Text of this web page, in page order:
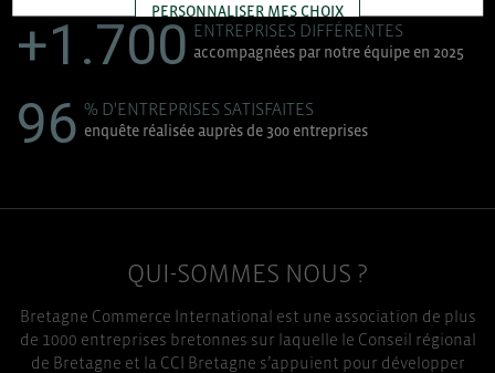
+1.700 ENTREPRISES DIFFÉRENTES
accompagnées par notre équipe en 2025
96 % D'ENTREPRISES SATISFAITES
enquête réalisée auprès de 300 entreprises
QUI-SOMMES NOUS ?
Bretagne Commerce International est une association de plus
de 1000 entreprises bretonnes sur laquelle le Conseil régional
de Bretagne et la CCI Bretagne s’appuient pour développer
PERSONNALISER MES CHOIX